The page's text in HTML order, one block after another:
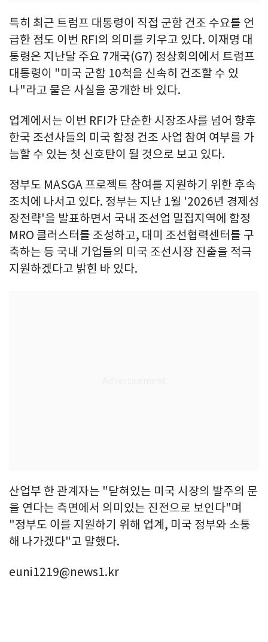
특히 최근 트럼프 대통령이 직접 군함 건조 수요를 언
급한 점도 이번 RFI의 의미를 키우고 있다. 이재명 대
통령은 지난달 주요 7개국(G7) 정상회의에서 트럼프
대통령이 "미국 군함 10척을 신속히 건조할 수 있
나"라고 물은 사실을 공개한 바 있다.
업계에서는 이번 RFI가 단순한 시장조사를 넘어 향후
한국 조선사들의 미국 함정 건조 사업 참여 여부를 가
늠할 수 있는 첫 신호탄이 될 것으로 보고 있다.
정부도 MASGA 프로젝트 참여를 지원하기 위한 후속
조치에 나서고 있다. 정부는 지난 1월 '2026년 경제성
장전략'을 발표하면서 국내 조선업 밀집지역에 함정
MRO 클러스터를 조성하고, 대미 조선협력센터를 구
축하는 등 국내 기업들의 미국 조선시장 진출을 적극
지원하겠다고 밝힌 바 있다.
산업부 한 관계자는 "닫혀있는 미국 시장의 발주의 문
을 연다는 측면에서 의미있는 진전으로 보인다"며
"정부도 이를 지원하기 위해 업계, 미국 정부와 소통
해 나가겠다"고 말했다.
euni1219@news1.kr